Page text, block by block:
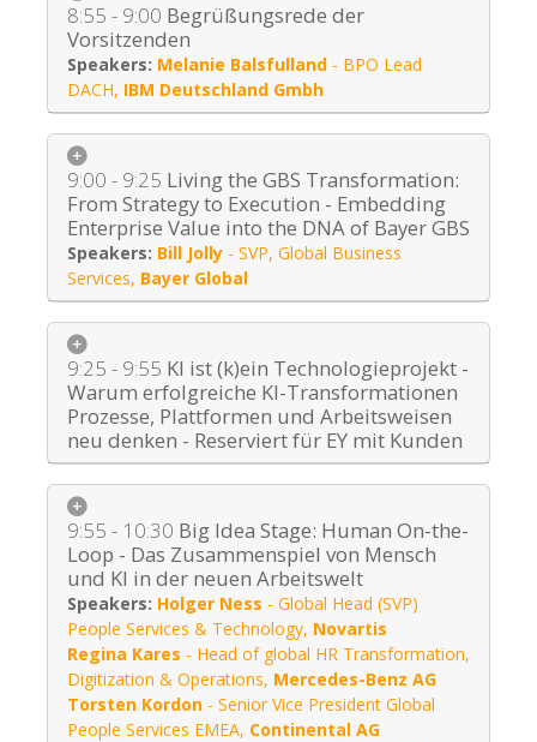
8:55 - 9:00 Begrüßungsrede der
Vorsitzenden
Melanie Balsfulland - BPO Lead
DACH, IBM Deutschland Gmbh
9:00 - 9:25 Living the GBS Transformation:
From Strategy to Execution - Embedding
Enterprise Value into the DNA of Bayer GBS
Bill Jolly - SVP, Global Business
Services, Bayer Global
9:25 - 9:55 KI ist (k)ein Technologieprojekt -
Warum erfolgreiche KI-Transformationen
Prozesse, Plattformen und Arbeitsweisen
neu denken - Reserviert für EY mit Kunden
9:55 - 10:30 Big Idea Stage: Human On-the-
Loop - Das Zusammenspiel von Mensch
und KI in der neuen Arbeitswelt
Holger Ness - Global Head (SVP)
People Services & Technology, Novartis
Regina Kares - Head of global HR Transformation,
Digitization & Operations, Mercedes-Benz AG
Torsten Kordon - Senior Vice President Global
People Services EMEA, Continental AG